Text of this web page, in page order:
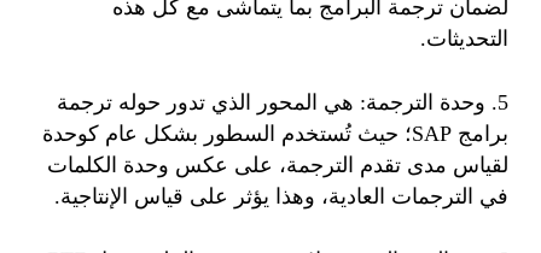
لضمان ترجمة البرامج بما يتماشى مع كل هذه
التحديثات.
5. وحدة الترجمة: هي المحور الذي تدور حوله ترجمة
برامج SAP؛ حيث تُستخدم السطور بشكل عام كوحدة
لقياس مدى تقدم الترجمة، على عكس وحدة الكلمات
في الترجمات العادية، وهذا يؤثر على قياس الإنتاجية.